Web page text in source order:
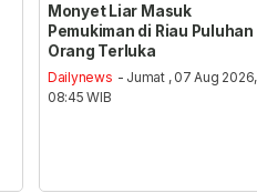
Monyet Liar Masuk
Pemukiman di Riau Puluhan
Orang Terluka
Dailynews - Jumat , 07 Aug 2026,
08:45 WIB